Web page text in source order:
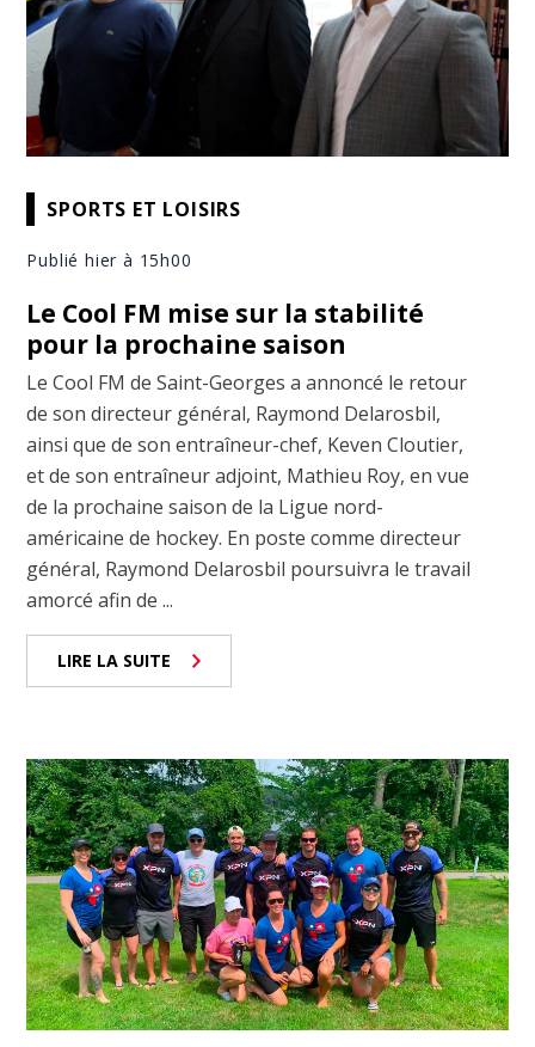
SPORTS ET LOISIRS
Publié hier à 15h00
Le Cool FM mise sur la stabilité
pour la prochaine saison
Le Cool FM de Saint-Georges a annoncé le retour
de son directeur général, Raymond Delarosbil,
ainsi que de son entraîneur-chef, Keven Cloutier,
et de son entraîneur adjoint, Mathieu Roy, en vue
de la prochaine saison de la Ligue nord-
américaine de hockey. En poste comme directeur
général, Raymond Delarosbil poursuivra le travail
amorcé afin de ...
LIRE LA SUITE